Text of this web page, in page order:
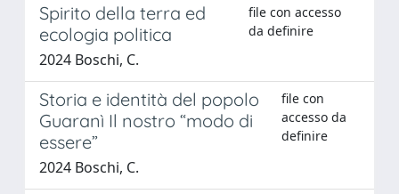
Spirito della terra ed
ecologia politica
file con accesso
da definire
2024 Boschi, C.
Storia e identità del popolo
Guaranì Il nostro “modo di
essere”
file con
accesso da
definire
2024 Boschi, C.